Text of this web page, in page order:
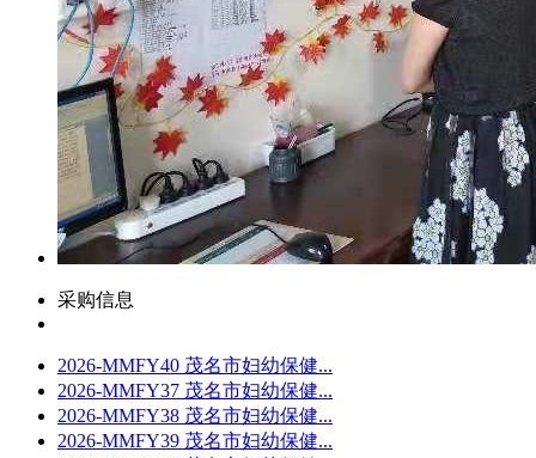
采购信息
2026-MMFY40 茂名市妇幼保健...
2026-MMFY37 茂名市妇幼保健...
2026-MMFY38 茂名市妇幼保健...
2026-MMFY39 茂名市妇幼保健...